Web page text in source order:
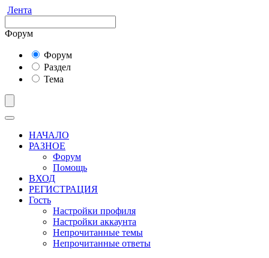
Лента
Форум
Форум
Раздел
Тема
НАЧАЛО
РАЗНОЕ
Форум
Помощь
ВХОД
РЕГИСТРАЦИЯ
Гость
Настройки профиля
Настройки аккаунта
Непрочитанные темы
Непрочитанные ответы